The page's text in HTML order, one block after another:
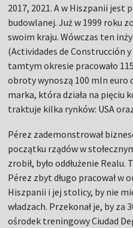
2017, 2021. A w Hiszpanii
budowlanej. Już w 1999 roku
swoim kraju. Wówczas ten
(Actividades de Construcción
tamtym okresie pracowało
obroty wynoszą 100 mln euro
marka, która działa na
traktuje kilka rynków: USA
Pérez zademonstrował
początku rządów w
zrobił, było oddłużenie
Pérez zbyt długo pracował w
Hiszpanii i jej stolicy, by nie
władzach. Przekonał je, by za
ośrodek treningowy Ciudad